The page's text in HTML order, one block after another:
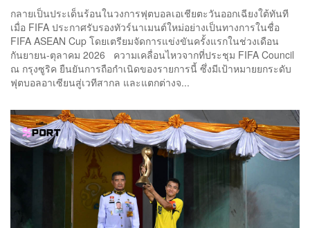
กลายเป็นประเด็นร้อนในวงการฟุตบอลเอเชียตะวันออกเฉียงใต้ทันที
เมื่อ FIFA ประกาศรับรองทัวร์นาเมนต์ใหม่อย่างเป็นทางการในชื่อ
FIFA ASEAN Cup โดยเตรียมจัดการแข่งขันครั้งแรกในช่วงเดือน
กันยายน-ตุลาคม 2026 ความเคลื่อนไหวจากที่ประชุม FIFA Council
ณ กรุงซูริค ยืนยันการถือกำเนิดของรายการนี้ ซึ่งมีเป้าหมายยกระดับ
ฟุตบอลอาเซียนสู่เวทีสากล และแตกต่างจ...